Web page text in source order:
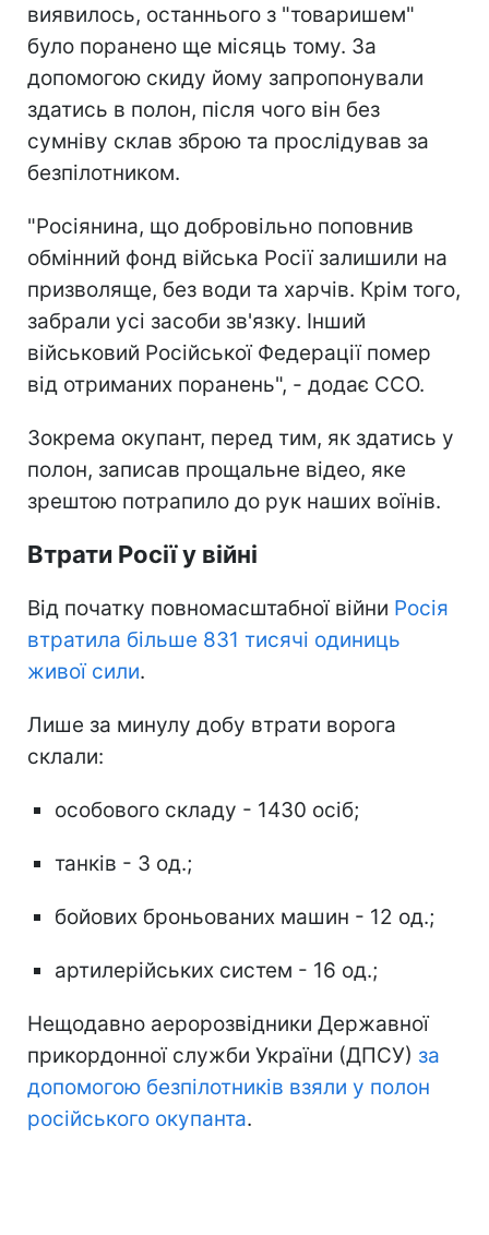
виявилось, останнього з "товаришем"
було поранено ще місяць тому. За
допомогою скиду йому запропонували
здатись в полон, після чого він без
сумніву склав зброю та прослідував за
безпілотником.
"Росіянина, що добровільно поповнив
обмінний фонд війська Росії залишили на
призволяще, без води та харчів. Крім того,
забрали усі засоби зв'язку. Інший
військовий Російської Федерації помер
від отриманих поранень", - додає ССО.
Зокрема окупант, перед тим, як здатись у
полон, записав прощальне відео, яке
зрештою потрапило до рук наших воїнів.
Втрати Росії у війні
Від початку повномасштабної війни Росія
втратила більше 831 тисячі одиниць
живої сили.
Лише за минулу добу втрати ворога
склали:
особового складу - 1430 осіб;
танків - 3 од.;
бойових броньованих машин - 12 од.;
артилерійських систем - 16 од.;
Нещодавно аеророзвідники Державної
прикордонної служби України (ДПСУ) за
допомогою безпілотників взяли у полон
російського окупанта.